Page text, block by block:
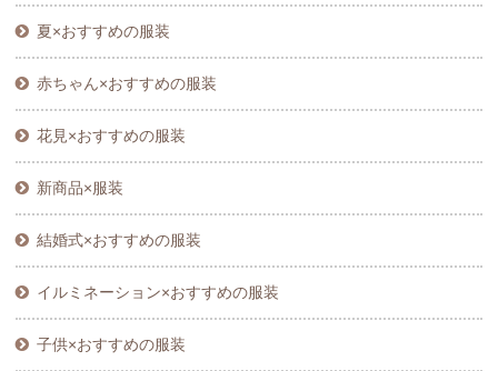
夏×おすすめの服装
赤ちゃん×おすすめの服装
花見×おすすめの服装
新商品×服装
結婚式×おすすめの服装
イルミネーション×おすすめの服装
子供×おすすめの服装